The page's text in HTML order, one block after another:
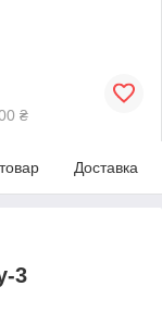
₴
Доставка
3